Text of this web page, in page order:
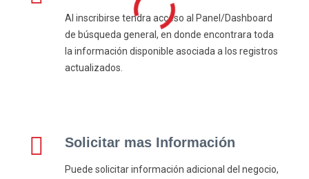
Al inscribirse tendra acceso al Panel/Dashboard
de búsqueda general, en donde encontrara toda
la información disponible asociada a los registros
actualizados.
Solicitar mas Información
Puede solicitar información adicional del negocio,